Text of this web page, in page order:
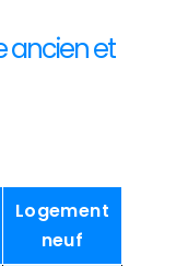
ancien et
Logement
neuf